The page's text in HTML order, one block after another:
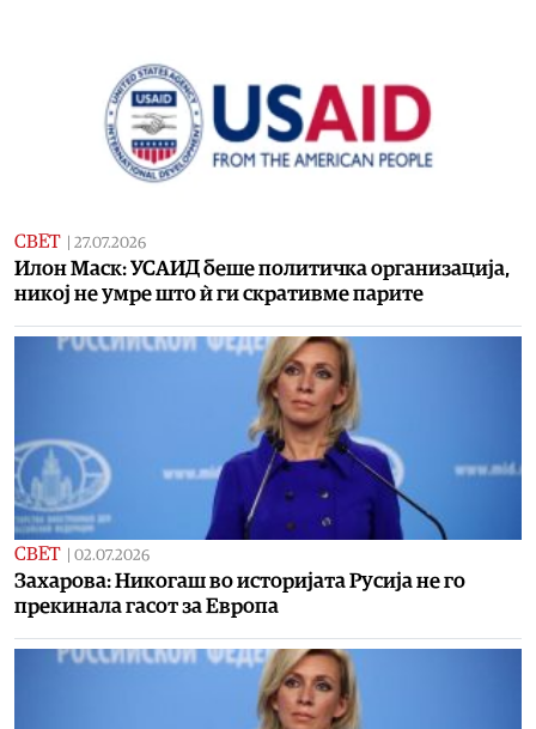
СВЕТ | 27.07.2026
Илон Маск: УСАИД беше политичка организација,
никој не умре што ѝ ги скративме парите
СВЕТ | 02.07.2026
Захарова: Никогаш во историјата Русија не го
прекинала гасот за Европа